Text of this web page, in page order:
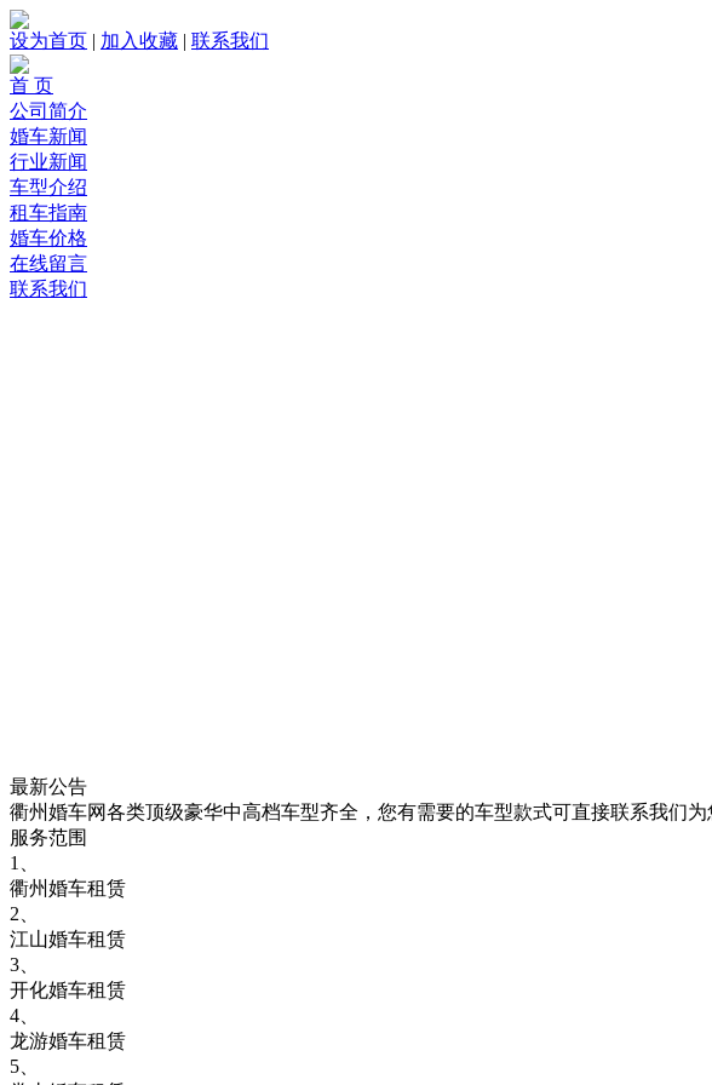
设为首页 | 加入收藏 | 联系我们
首 页
公司简介
婚车新闻
行业新闻
车型介绍
租车指南
婚车价格
在线留言
联系我们
最新公告
衢州婚车网各类顶级豪华中高档车型齐全，您有需要的车型款式可直接联系我们
服务范围
1、
衢州婚车租赁
2、
江山婚车租赁
3、
开化婚车租赁
4、
龙游婚车租赁
5、